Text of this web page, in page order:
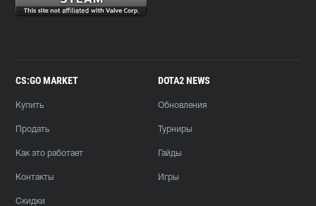
CS:GO MARKET
Купить
Продать
Как это работает
Контакты
Скидки
DOTA2 NEWS
Обновления
Турниры
Гайды
Игры